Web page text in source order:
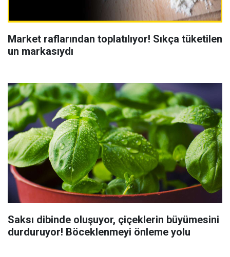
Market raflarından toplatılıyor! Sıkça tüketilen
un markasıydı
Saksı dibinde oluşuyor, çiçeklerin büyümesini
durduruyor! Böceklenmeyi önleme yolu